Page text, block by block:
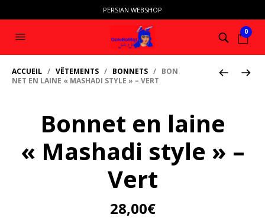
PERSIAN WEBSHOP
0
ACCUEIL / VÊTEMENTS / BONNETS / BON
NET EN LAINE « MASHADI STYLE » – VERT
Bonnet en laine
« Mashadi style » –
Vert
28,00€